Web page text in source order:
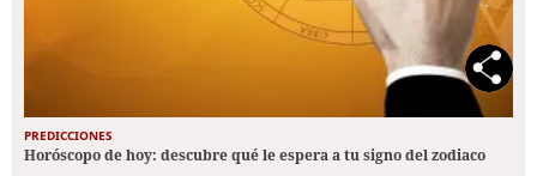
PREDICCIONES
Horóscopo de hoy: descubre qué le espera a tu signo del zodiaco